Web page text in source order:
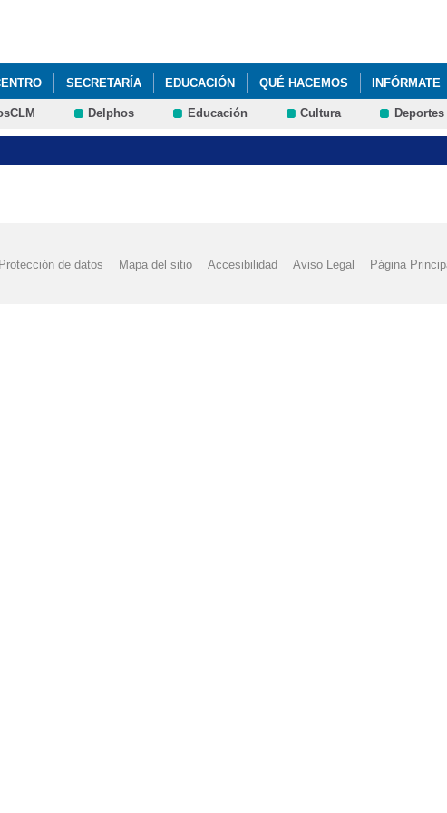
SECRETARÍA EDUCACIÓN QUÉ HACEMOS INFÓRMATE
FACEBOOK-INSTAGRAM CEIP ALCES PLANES,
Delphos Educación Cultura Deportes
Protección de datos Mapa del sitio Accesibilidad Aviso Legal Página